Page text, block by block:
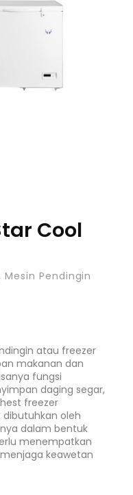
Cool
atau freezer
makanan dan
fungsi
daging segar,
freezer
oleh
dalam bentuk
menempatkan
keawetan
Mesin Pendingin